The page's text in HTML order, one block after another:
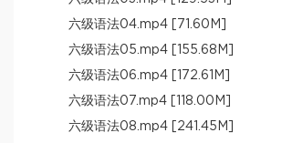
六级语法04.mp4 [71.60M]
六级语法05.mp4 [155.68M]
六级语法06.mp4 [172.61M]
六级语法07.mp4 [118.00M]
六级语法08.mp4 [241.45M]